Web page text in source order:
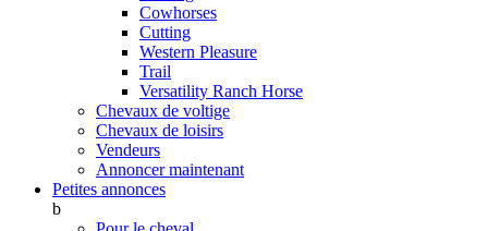
Cowhorses
Cutting
Western Pleasure
Trail
Versatility Ranch Horse
Chevaux de voltige
Chevaux de loisirs
Vendeurs
Annoncer maintenant
Petites annonces
b